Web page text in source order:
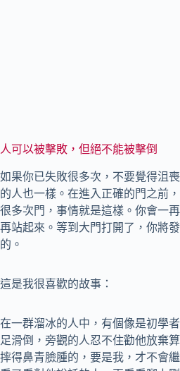
人可以被擊敗，但絕不能被擊倒
如果你已失敗很多次，不要覺得沮
的人也一樣。在進入正確的門之前
很多次門，事情就是這樣。你會一
再站起來。等到大門打開了，你將
的。
這是我很喜歡的故事：
在一群溜冰的人中，有個像是初學
足滑倒，旁觀的人忍不住勸他放棄
摔得鼻青臉腫的，要是我，才不會